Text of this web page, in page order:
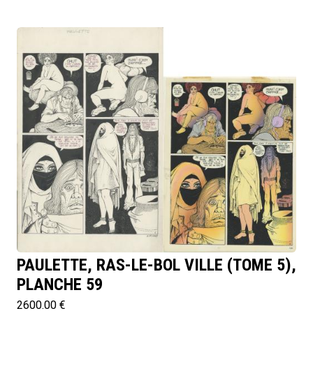
PAULETTE, RAS-LE-BOL VILLE (TOME 5),
PLANCHE 59
2600.00 €